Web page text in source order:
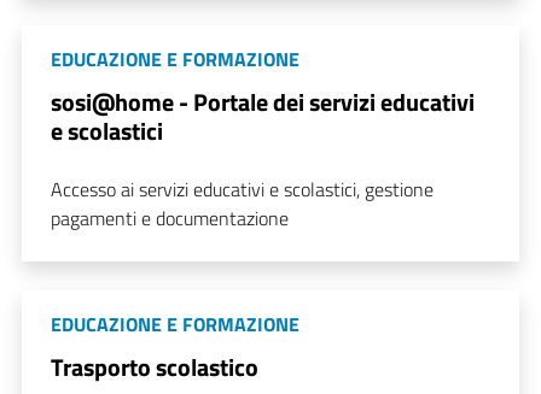
EDUCAZIONE E FORMAZIONE
sosi@home - Portale dei servizi educativi
e scolastici
Accesso ai servizi educativi e scolastici, gestione
pagamenti e documentazione
EDUCAZIONE E FORMAZIONE
Trasporto scolastico